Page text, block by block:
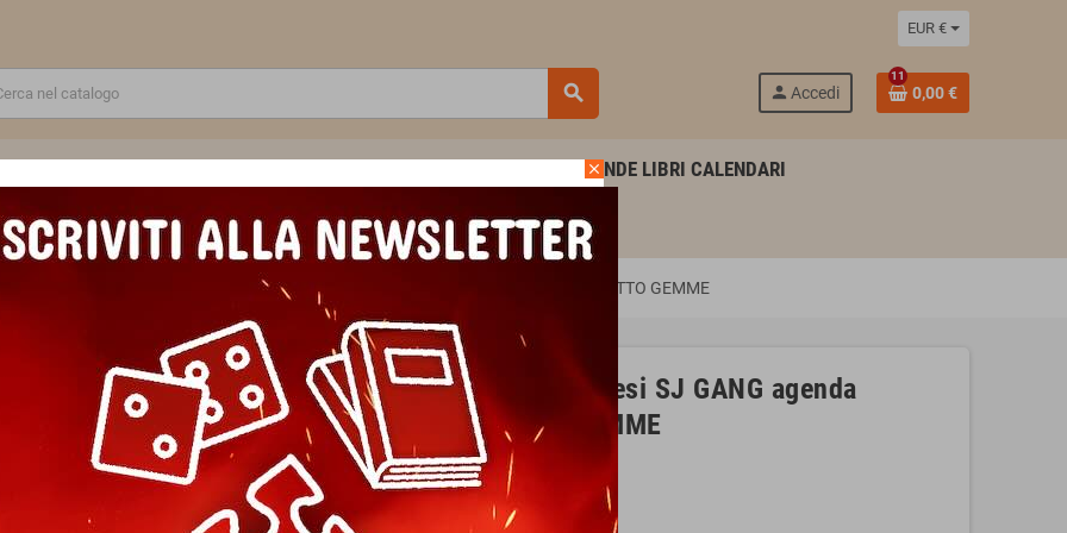
EUR €
search person Accedi
11
0,00 €
AGENDE LIBRI CALENDARI
SCUOLA E TEMPO LIBERO
datato ANIMALI GIRL da 10 mesi SJ GANG agenda SCUOLA seven 2026 2027 GATTO GEMME
DIARIO datato ANIMALI GIRL da 10 mesi SJ GANG agenda
SCUOLA seven 2026 2027 GATTO GEMME
Marca
SEVEN
Riferimento
8055714374437GATTOGEMME
In magazzino
1 Articolo
close